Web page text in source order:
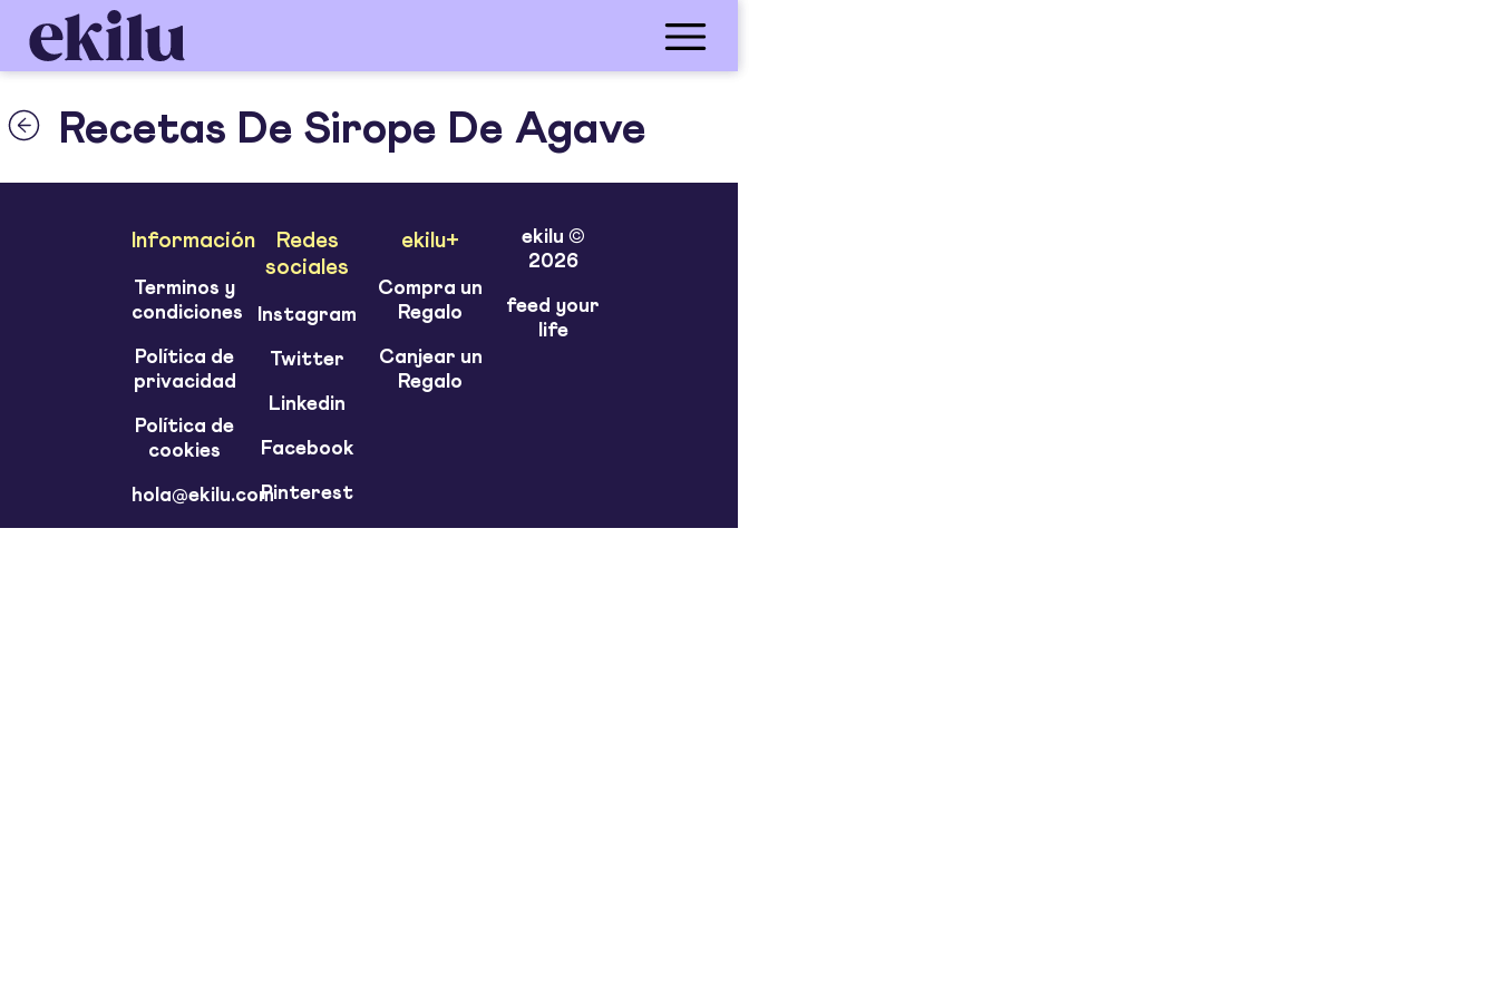
Recetas De Sirope De Agave
Información
Terminos y
condiciones
Política de
privacidad
Política de
cookies
hola@ekilu.com
Redes
sociales
Instagram
Twitter
Linkedin
Facebook
Pinterest
ekilu+
Compra un
Regalo
Canjear un
Regalo
ekilu ©
2026
feed your
life